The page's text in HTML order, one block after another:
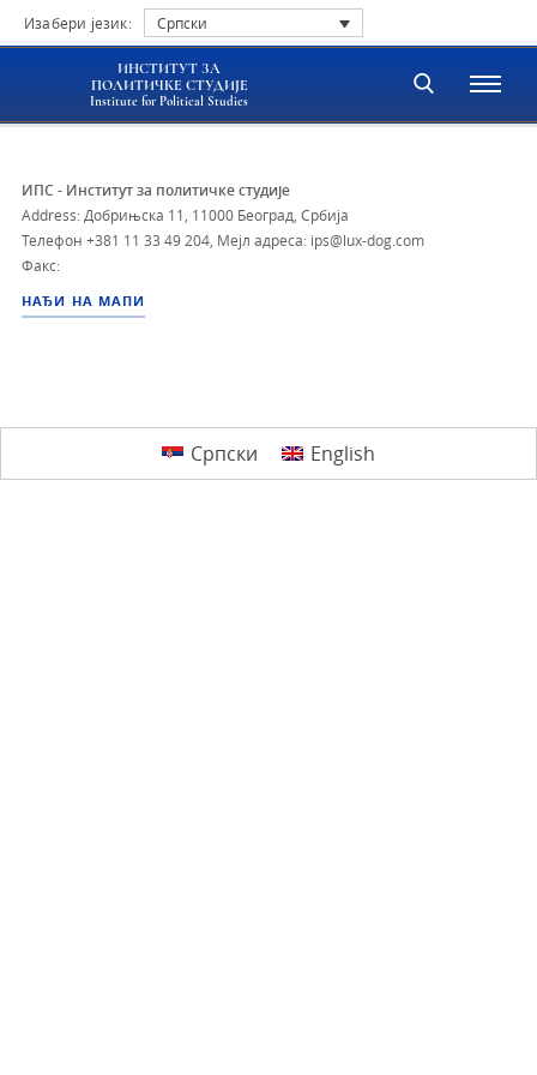
Изабери језик: Српски
ИНСТИТУТ ЗА
ПОЛИТИЧКЕ СТУДИЈЕ
Institute for Political Studies
ИПС - Институт за политичке студије
Address: Добрињска 11, 11000 Београд, Србија
Телефон +381 11 33 49 204 Мејл адреса: ips@lux-dog.com
Факс:
НАЂИ НА МАПИ
Српски English